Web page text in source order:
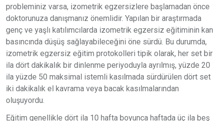
probleminiz varsa, izometrik egzersizlere başlamadan önce
doktorunuza danışmanız önemlidir. Yapılan bir araştırmada
genç ve yaşlı katılımcılarda izometrik egzersiz eğitiminin kan
basıncında düşüş sağlayabileceğini öne sürdü. Bu durumda,
izometrik egzersiz eğitim protokolleri tipik olarak, her set bir
ila dört dakikalık bir dinlenme periyoduyla ayrılmış, yüzde 20
ila yüzde 50 maksimal istemli kasılmada sürdürülen dört set
iki dakikalık el kavrama veya bacak kasılmalarından
oluşuyordu.
Eğitim genellikle dört ila 10 hafta boyunca haftada üç ila beş